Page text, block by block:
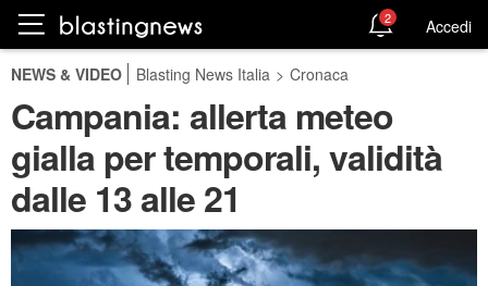
2 Accedi
NEWS & VIDEO Blasting News Italia > Cronaca
Campania: allerta meteo
gialla per temporali, validità
dalle 13 alle 21